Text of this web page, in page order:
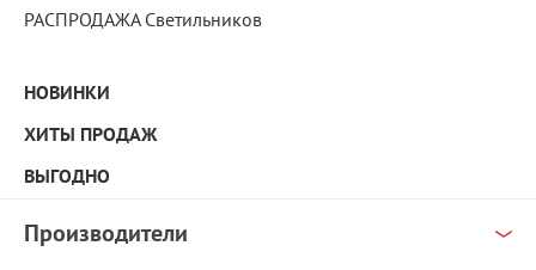
РАСПРОДАЖА Светильников
НОВИНКИ
ХИТЫ ПРОДАЖ
ВЫГОДНО
Производители